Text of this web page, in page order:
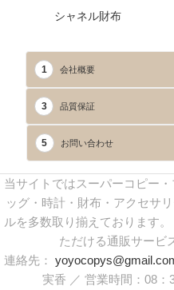
シャネル財布
1 会社概要
3 品質保証
5 お問い合わせ
当サイトではスーパーコピー
ッグ・時計・財布・アクセサ
ルを多数取り揃えております
ただける通販サービ
連絡先：
実香 ／ 営業時間：08：